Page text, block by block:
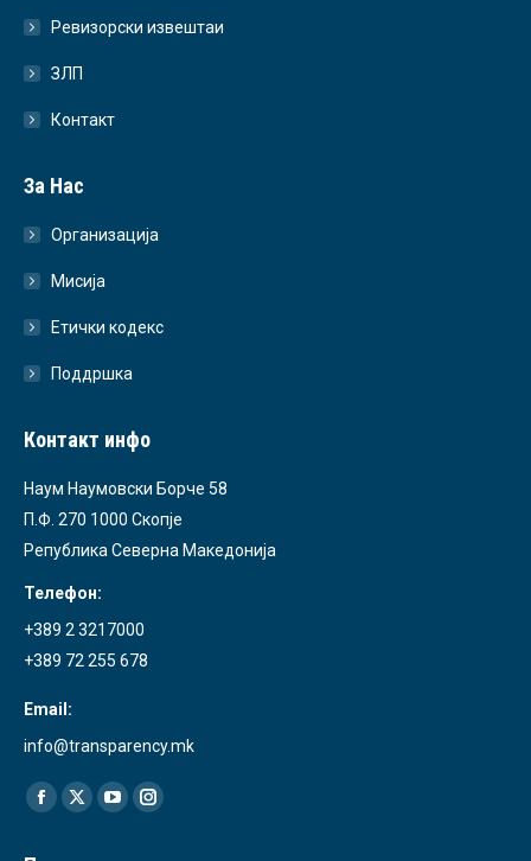
Ревизорски извештаи
ЗЛП
Контакт
За Нас
Организација
Мисија
Етички кодекс
Поддршка
Контакт инфо
Наум Наумовски Борче 58
П.Ф. 270 1000 Скопје
Република Северна Македонија
Телефон:
+389 2 3217000
+389 72 255 678
Email:
info@transparency.mk
Find us on:
Facebook
X
YouTubeInstagram